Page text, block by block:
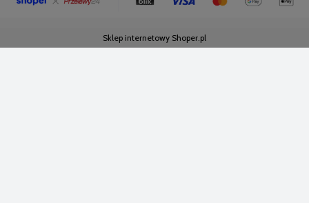
Sklep internetowy Shoper.pl